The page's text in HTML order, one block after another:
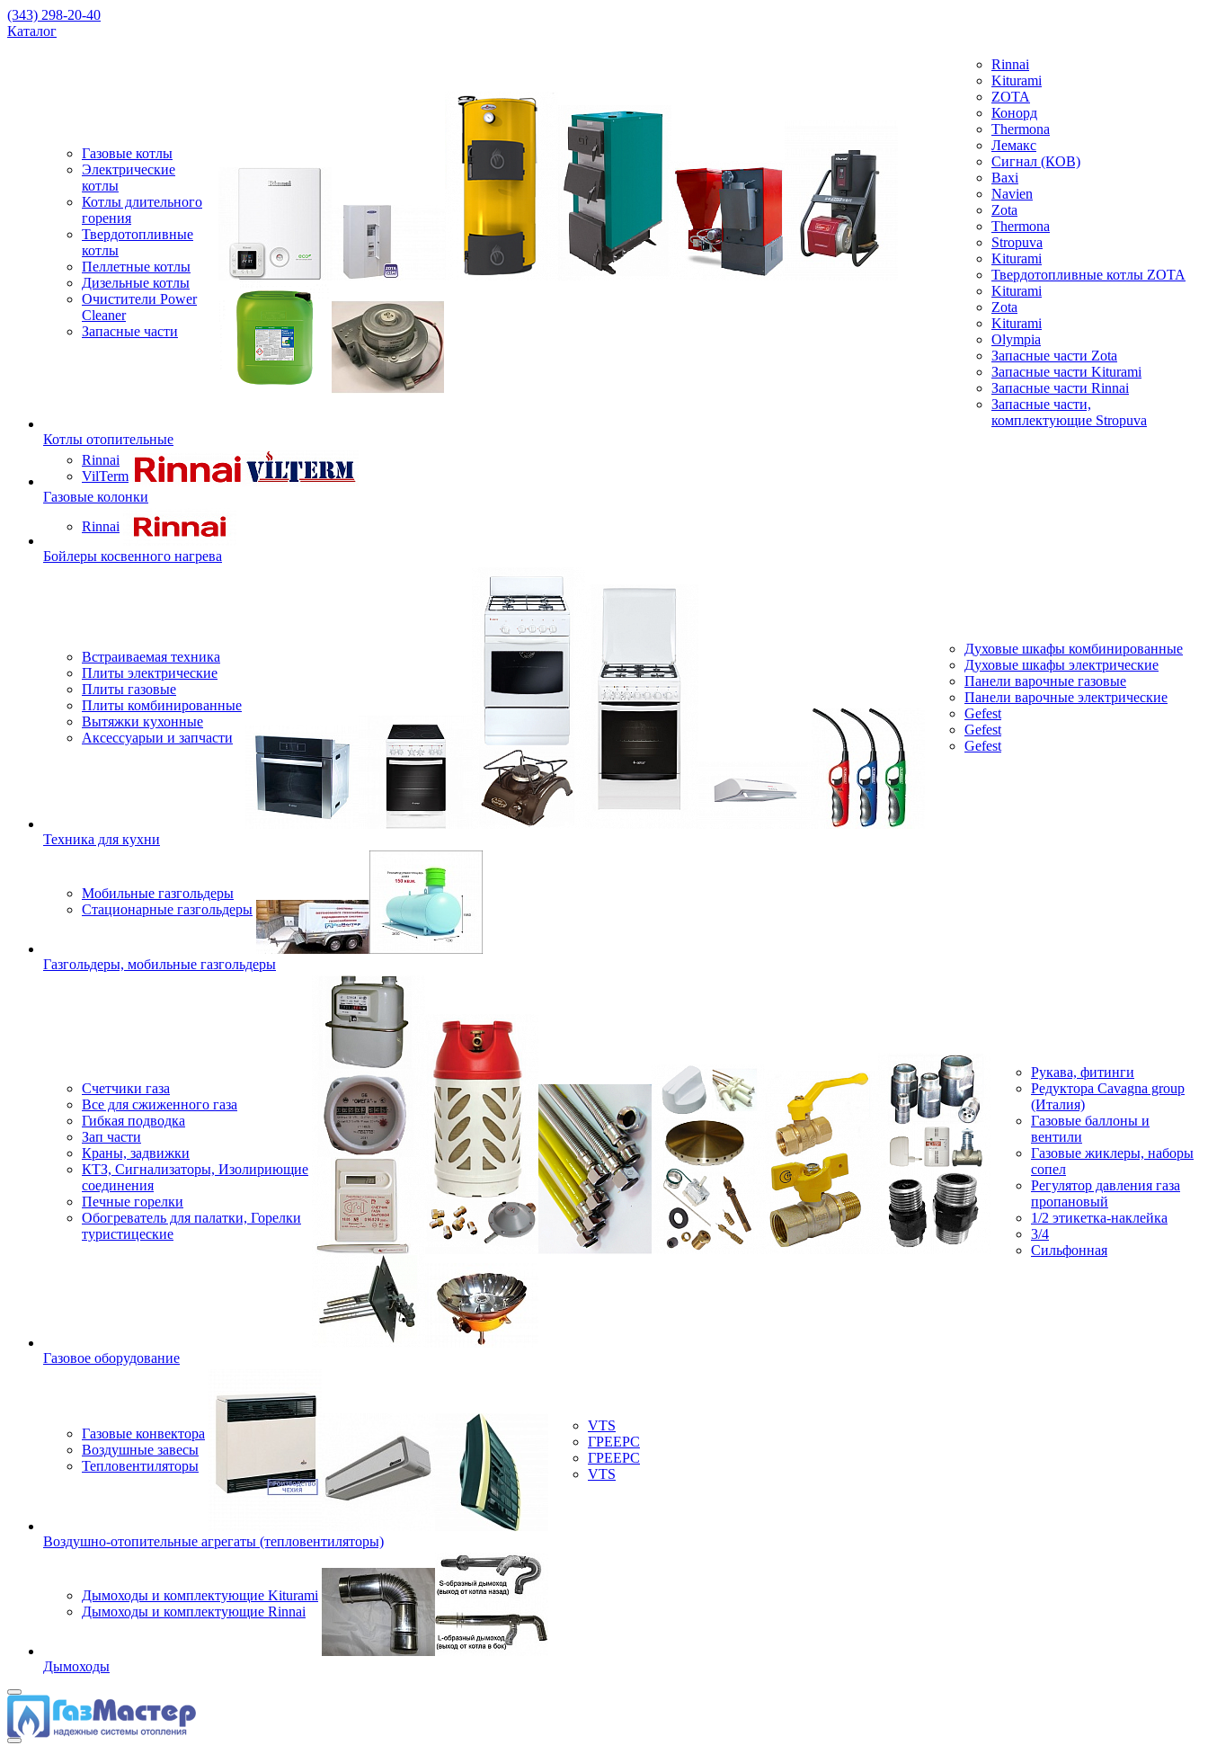
(343) 298-20-40
Каталог
Газовые котлы
Электрические
котлы
Котлы длительного
горения
Твердотопливные
котлы
Пеллетные котлы
Дизельные котлы
Очистители Power
Cleaner
Запасные части
Rinnai
Kiturami
ZOTA
Конорд
Thermona
Лемакс
Сигнал (КОВ)
Baxi
Navien
Zota
Thermona
Stropuva
Kiturami
Твердотопливные котлы ZOTA
Kiturami
Zota
Kiturami
Olympia
Запасные части Zota
Запасные части Kiturami
Запасные части Rinnai
Запасные части,
комплектующие Stropuva
Котлы отопительные
Rinnai
VilTerm
Газовые колонки
Rinnai
Бойлеры косвенного нагрева
Встраиваемая техника
Плиты электрические
Плиты газовые
Плиты комбинированные
Вытяжки кухонные
Аксессуарыи и запчасти
Духовые шкафы комбинированные
Духовые шкафы электрические
Панели варочные газовые
Панели варочные электрические
Gefest
Gefest
Gefest
Техника для кухни
Мобильные газгольдеры
Стационарные газгольдеры
Газгольдеры, мобильные газгольдеры
Счетчики газа
Все для сжиженного газа
Гибкая подводка
Зап части
Краны, задвижки
КТЗ, Сигнализаторы, Изолириющие
соединения
Печные горелки
Обогреватель для палатки, Горелки
туристицеские
Рукава, фитинги
Редуктора Cavagna group
(Италия)
Газовые баллоны и
вентили
Газовые жиклеры, наборы
сопел
Регулятор давления газа
пропановый
1/2 этикетка-наклейка
3/4
Сильфонная
Газовое оборудование
Газовые конвектора
Воздушные завесы
Тепловентиляторы
VTS
ГРЕЕРС
ГРЕЕРС
VTS
Воздушно-отопительные агрегаты (тепловентиляторы)
Дымоходы и комплектующие Kiturami
Дымоходы и комплектующие Rinnai
Дымоходы